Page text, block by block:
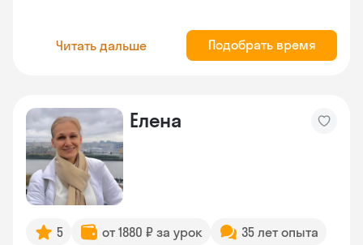
Читать дальше Подобрать время
Елена
5 от 1880 ₽ за урок
35 лет опыта